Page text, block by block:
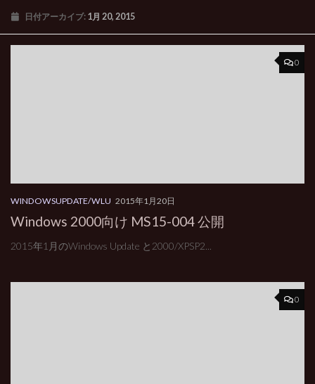
日付アーカイブ: 1月 20, 2015
0
WINDOWSUPDATE/WLU 2015年1月20日
Windows 2000向け MS15-004 公開
2015年1月のWindows Update と2000/XPSP2...
0